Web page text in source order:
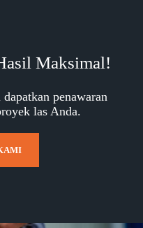
Maksimal!
penawaran
las Anda.